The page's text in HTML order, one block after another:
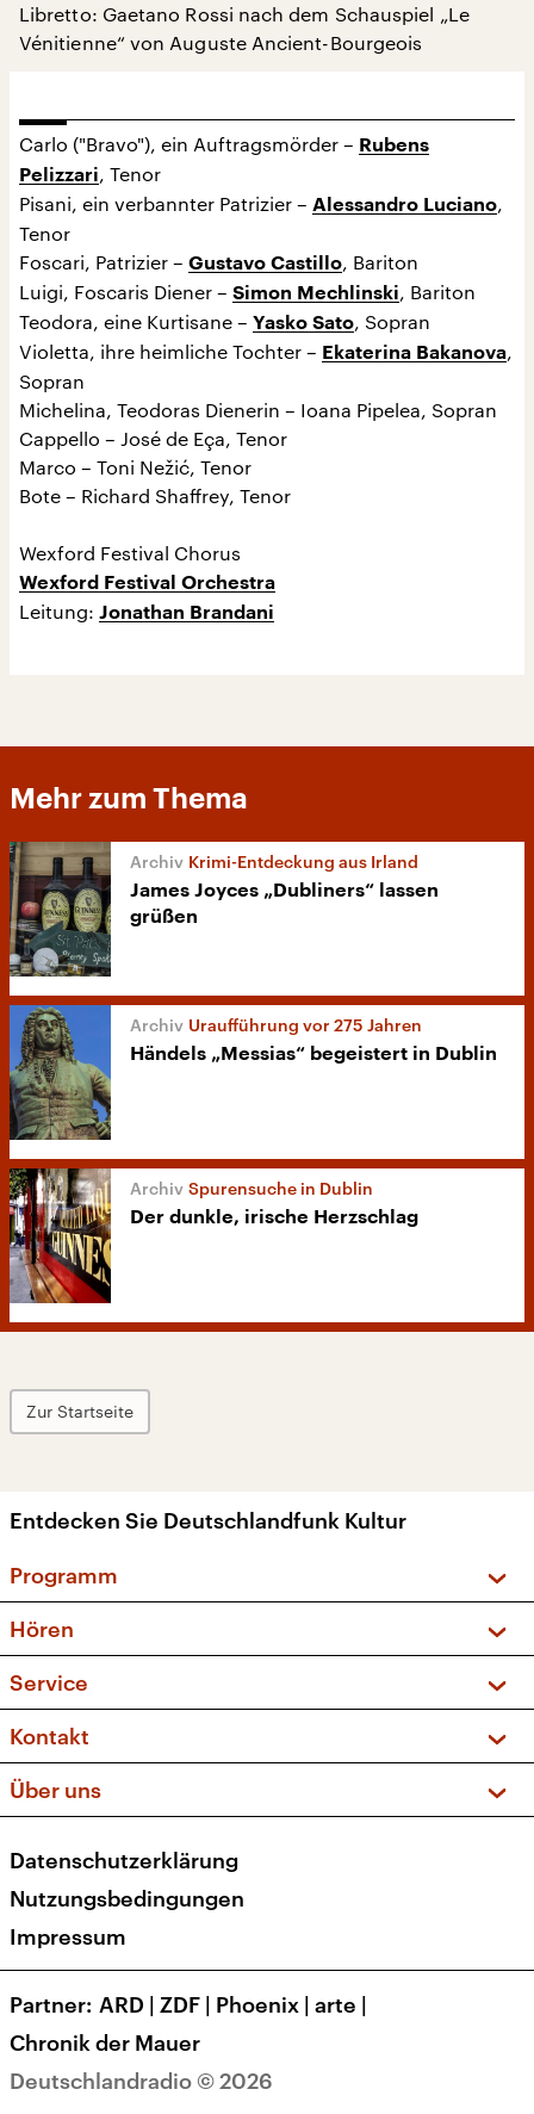
Libretto: Gaetano Rossi nach dem Schauspiel „Le
Vénitienne“ von Auguste Ancient-Bourgeois
Carlo ("Bravo"), ein Auftragsmörder – Rubens
Pelizzari, Tenor
Pisani, ein verbannter Patrizier – Alessandro Luciano,
Tenor
Foscari, Patrizier – Gustavo Castillo, Bariton
Luigi, Foscaris Diener – Simon Mechlinski, Bariton
Teodora, eine Kurtisane – Yasko Sato, Sopran
Violetta, ihre heimliche Tochter – Ekaterina Bakanova,
Sopran
Michelina, Teodoras Dienerin – Ioana Pipelea, Sopran
Cappello – José de Eça, Tenor
Marco – Toni Nežić, Tenor
Bote – Richard Shaffrey, Tenor
Wexford Festival Chorus
Wexford Festival Orchestra
Leitung: Jonathan Brandani
Mehr zum Thema
Krimi-Entdeckung aus Irland
James Joyces „Dubliners“ lassen
grüßen
Uraufführung vor 275 Jahren
Händels „Messias“ begeistert in Dublin
Spurensuche in Dublin
Der dunkle, irische Herzschlag
Zur Startseite
Entdecken Sie Deutschlandfunk Kultur
Programm
Sendungen und Podcasts
Musikliste
Kakadu – Das Kinderprogramm
Hören
Frequenzen (UKW + DAB+)
Service
FAQ
Apps
Newsletter
Veranstaltungen
Kontakt
Social Media
Über uns
Presse
Karriere
Transparenz
Deutschlandradio © 2026
Datenschutzerklärung
Nutzungsbedingungen
Impressum
Partner ARD | ZDF | Phoenix | arte |
Chronik der Mauer